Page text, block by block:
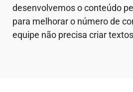
desenvolvemos o conteúdo
para melhorar o número de
equipe não precisa criar